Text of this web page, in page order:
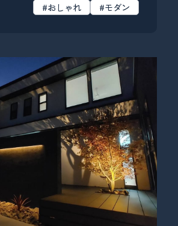
#おしゃれ #モダン